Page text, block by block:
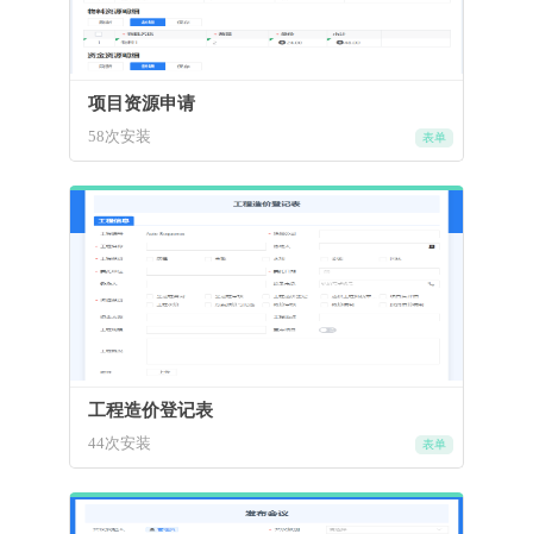
项目资源申请
58次安装 表单
工程造价登记表
44次安装 表单